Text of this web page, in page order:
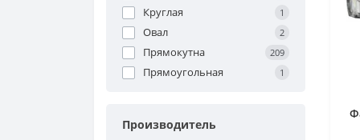
Круглая 1
Овал 2
Прямокутна 209
Прямоугольная 1
Производитель